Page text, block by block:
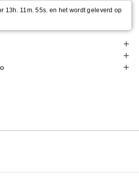
13h. 11m. 54s. en het wordt geleverd op